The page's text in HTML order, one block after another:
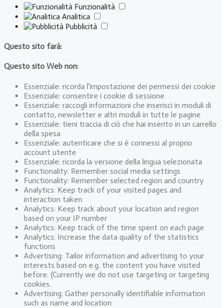
Funzionalità
Analitica
Pubblicità
Questo sito farà:
Questo sito Web non:
Essenziale: ricorda l'impostazione dei permessi dei cookie
Essenziale: consentire i cookie di sessione
Essenziale: raccogli informazioni che inserisci in moduli di
contatto, newsletter e altri moduli in tutte le pagine
Essenziale: tieni traccia di ciò che hai inserito in un carrello
della spesa
Essenziale: autenticare che si è connessi al proprio
account utente
Essenziale: ricorda la versione della lingua selezionata
Functionality: Remember social media settings
Functionality: Remember selected region and country
Analytics: Keep track of your visited pages and
interaction taken
Analytics: Keep track about your location and region
based on your IP number
Analytics: Keep track of the time spent on each page
Analytics: Increase the data quality of the statistics
functions
Advertising: Tailor information and advertising to your
interests based on e.g. the content you have visited
before. (Currently we do not use targeting or targeting
cookies.
Advertising: Gather personally identifiable information
such as name and location